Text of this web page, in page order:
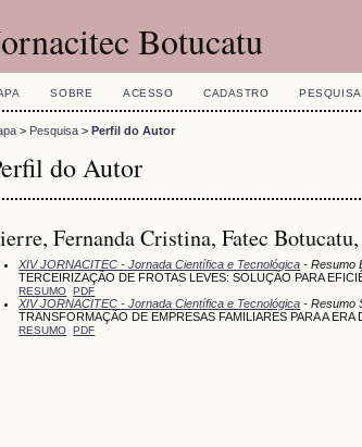
Botucatu
SOBRE ACESSO CADASTRO PESQUISA
> Pesquisa >Perfil do Autor
do Autor
Fernanda Cristina, Fatec
XIV JORNACITEC - Jornada Científica e Tecnológica - Resumo
TERCEIRIZAÇÃO DE FROTAS LEVES: SOLUÇÃO PARA
RESUMO PDF
XIV JORNACITEC - Jornada Científica e Tecnológica - Resumo
TRANSFORMAÇÃO DE EMPRESAS FAMILIARES PARA A ERA
RESUMO PDF